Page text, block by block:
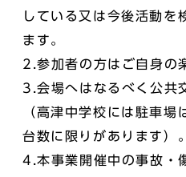
している又は今後活動を
ます。
2.参加者の方はご自身の
3.会場へはなるべく公共
（高津中学校には駐車場
台数に限りがあります）。
4.本事業開催中の事故・